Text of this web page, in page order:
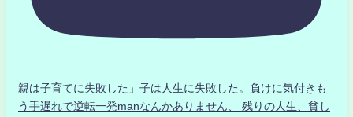
親は子育てに失敗した」子は人生に失敗した。負けに気付きも
う手遅れで逆転一発manなんかありません、 残りの人生、貧し